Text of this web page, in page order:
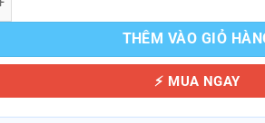
THÊM VÀO GIỎ
⚡ MUA NGAY